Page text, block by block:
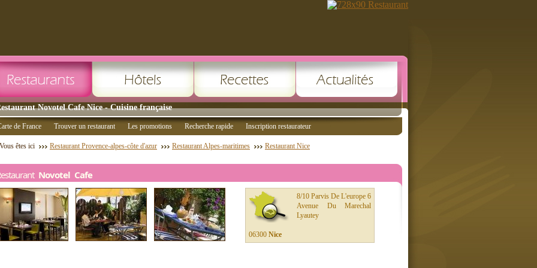
Novotel Cafe Nice - Cuisine française
de France Trouver un restaurant Les promotions Recherche rapide Inscription restaurateur
Vous êtes ici Restaurant Provence-alpes-côte d'azur Restaurant Alpes-maritimes Restaurant Nice
Novotel Cafe
8/10 Parvis De L'europe 6
Avenue Du Marechal
Lyautey
06300 Nice